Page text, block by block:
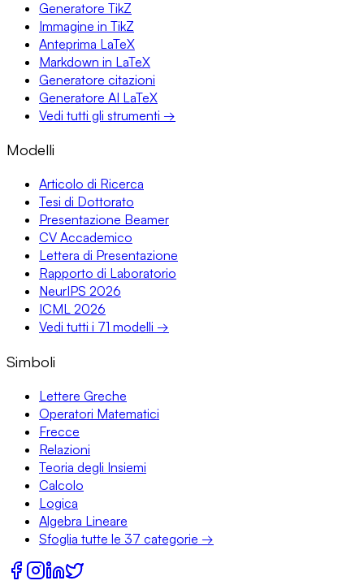
Generatore TikZ
Immagine in TikZ
Anteprima LaTeX
Markdown in LaTeX
Generatore citazioni
Generatore AI LaTeX
Vedi tutti gli strumenti →
Modelli
Articolo di Ricerca
Tesi di Dottorato
Presentazione Beamer
CV Accademico
Lettera di Presentazione
Rapporto di Laboratorio
NeurIPS 2026
ICML 2026
Vedi tutti i 71 modelli →
Simboli
Lettere Greche
Operatori Matematici
Frecce
Relazioni
Teoria degli Insiemi
Calcolo
Logica
Algebra Lineare
Sfoglia tutte le 37 categorie →